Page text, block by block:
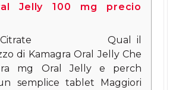
Jelly 100 mg precio
Qual il
di Kamagra Oral Jelly Che
mg Oral Jelly e perch
semplice tablet Maggiori